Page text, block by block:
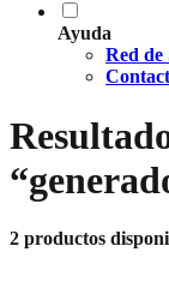
Ayuda
Red de
2 productos